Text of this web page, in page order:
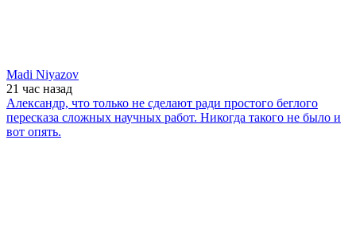
Madi Niyazov
21 час назад
Александр, что только не сделают ради простого беглого
пересказа сложных научных работ. Никогда такого не было и
вот опять.